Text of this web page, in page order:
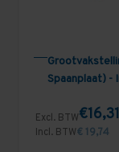
Spaanplaat) -
Excl. BTW€16,31
Incl. BTW€ 19,74